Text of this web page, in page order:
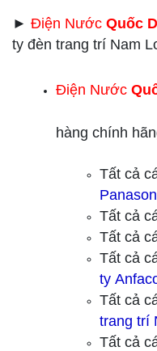
► Điện Nước Quốc
ty đèn trang trí Nam
Điện Nước
hàng chính
Tất cả
Tất cả
Tất cả
Tất cả
ty
Tất cả
trang trí
Tất cả